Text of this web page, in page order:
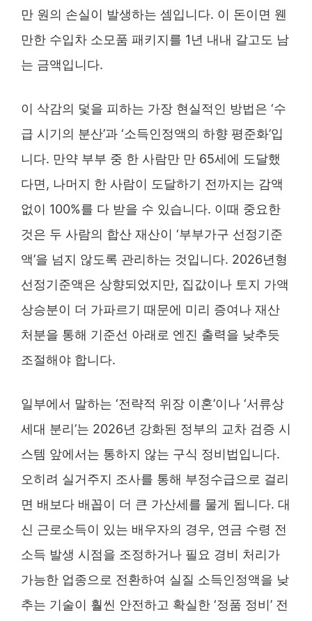
만 원의 손실이 발생하는 셈입니다. 이 돈이면 웬
만한 수입차 소모품 패키지를 1년 내내 갈고도 남
는 금액입니다.
이 삭감의 덫을 피하는 가장 현실적인 방법은 ‘수
급 시기의 분산’과 ‘소득인정액의 하향 평준화’입
니다. 만약 부부 중 한 사람만 만 65세에 도달했
다면, 나머지 한 사람이 도달하기 전까지는 감액
없이 100%를 다 받을 수 있습니다. 이때 중요한
것은 두 사람의 합산 재산이 ‘부부가구 선정기준
액’을 넘지 않도록 관리하는 것입니다. 2026년형
선정기준액은 상향되었지만, 집값이나 토지 가액
상승분이 더 가파르기 때문에 미리 증여나 재산
처분을 통해 기준선 아래로 엔진 출력을 낮추듯
조절해야 합니다.
일부에서 말하는 ‘전략적 위장 이혼’이나 ‘서류상
세대 분리’는 2026년 강화된 정부의 교차 검증 시
스템 앞에서는 통하지 않는 구식 정비법입니다.
오히려 실거주지 조사를 통해 부정수급으로 걸리
면 배보다 배꼽이 더 큰 가산세를 물게 됩니다. 대
신 근로소득이 있는 배우자의 경우, 연금 수령 전
소득 발생 시점을 조정하거나 필요 경비 처리가
가능한 업종으로 전환하여 실질 소득인정액을 낮
추는 기술이 훨씬 안전하고 확실한 ‘정품 정비’ 전